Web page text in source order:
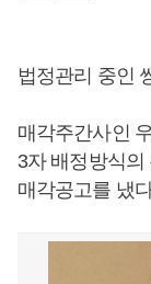
법정관리 중인
매각주간사인
3자 배정방식
매각공고를 냈